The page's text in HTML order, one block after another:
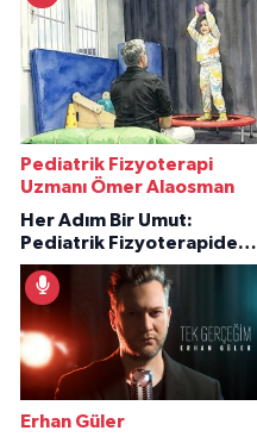
Pediatrik Fizyoterapi
Uzmanı Ömer Alaosman
Her Adım Bir Umut:
Pediatrik Fizyoterapiden
İlham Veren Hikâyeler
Erhan Güler